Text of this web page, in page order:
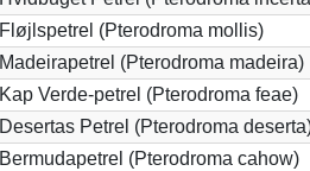
Fløjlspetrel (Pterodroma mollis)
Madeirapetrel (Pterodroma madeira)
Kap Verde-petrel (Pterodroma feae)
Desertas Petrel (Pterodroma
Bermudapetrel (Pterodroma cahow)